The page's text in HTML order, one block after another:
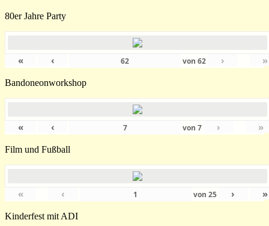
80er Jahre Party
« ‹ von62 › »
Bandoneonworkshop
« ‹ von7 › »
Film und Fußball
« ‹ von 25 › »
Kinderfest mit ADI